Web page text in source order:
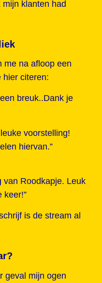
klanten had
me na afloop een
hier citeren:
breuk..Dank je
voorstelling!
hiervan.”
van Roodkapje. Leuk
keer!”
is de stream al
geval mijn ogen